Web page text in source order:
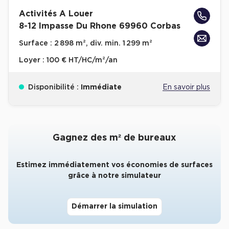
Entrepôts Messagerie
Entrepôts XXL
Location de Commerces à Paris
Location de Commerces à Toulouse
Location de Commerces à Reims
Activités A Louer
8-12 Impasse Du Rhone 69960 Corbas
Surface : 2 898 m², div. min. 1 299 m²
Loyer : 100 € HT/HC/m²/an
Disponibilité : Immédiate En savoir plus
Gagnez des m² de bureaux
Estimez immédiatement vos économies de surfaces
grâce à notre simulateur
Démarrer la simulation